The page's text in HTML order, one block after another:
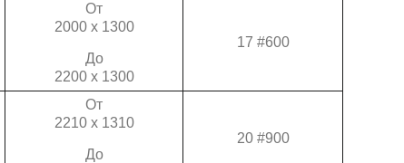
От
2000 х 1300
До
2200 х 1300
17 #600
От
2210 х 1310
До
20 #900